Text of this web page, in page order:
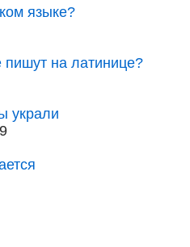
языке?
пишут на латинице?
украли